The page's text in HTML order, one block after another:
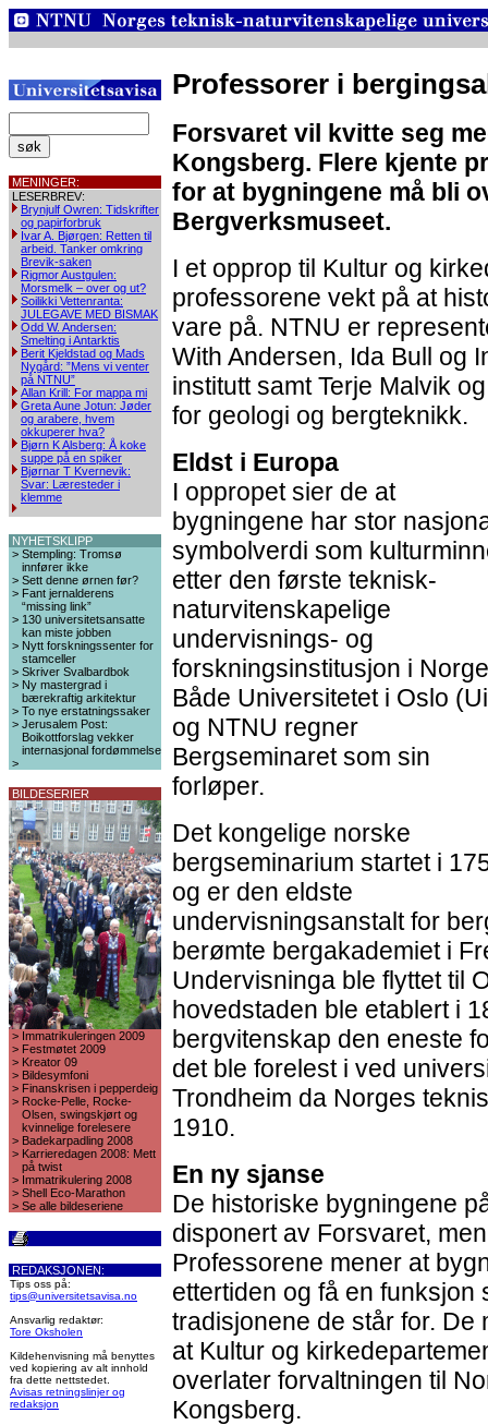
MENINGER:
LESERBREV:
Brynjulf Owren: Tidskrifter
og papirforbruk
Ivar A. Bjørgen: Retten til
arbeid. Tanker omkring
Brevik-saken
Rigmor Austgulen:
Morsmelk – over og ut?
Soilikki Vettenranta:
JULEGAVE MED BISMAK
Odd W. Andersen:
Smelting i Antarktis
Berit Kjeldstad og Mads
Nygård: ”Mens vi venter
på NTNU”
Allan Krill: For mappa mi
Greta Aune Jotun: Jøder
og arabere, hvem
okkuperer hva?
Bjørn K Alsberg: Å koke
suppe på en spiker
Bjørnar T Kvernevik:
Svar: Læresteder i
klemme
NYHETSKLIPP
> Stempling: Tromsø
innfører ikke
> Sett denne ørnen før?
> Fant jernalderens
“missing link”
> 130 universitetsansatte
kan miste jobben
> Nytt forskningssenter for
stamceller
> Skriver Svalbardbok
> Ny mastergrad i
bærekraftig arkitektur
> To nye erstatningssaker
> Jerusalem Post:
Boikottforslag vekker
internasjonal fordømmelse
>
BILDESERIER
> Immatrikuleringen 2009
> Festmøtet 2009
> Kreator 09
> Bildesymfoni
> Finanskrisen i pepperdeig
> Rocke-Pelle, Rocke-
Olsen, swingskjørt og
kvinnelige forelesere
> Badekarpadling 2008
> Karrieredagen 2008: Mett
på twist
> Immatrikulering 2008
> Shell Eco-Marathon
> Se alle bildeseriene
REDAKSJONEN:
Tips oss på:
tips@universitetsavisa.no
Ansvarlig redaktør:
Tore Oksholen
Kildehenvisning må benyttes
ved kopiering av alt innhold
fra dette nettstedet.
Avisas retningslinjer og
redaksjon
Professorer i
Forsvaret vil kvitte seg
Kongsberg. Flere kjente
for at bygningene må bli
Bergverksmuseet.
I et opprop til Kultur og
professorene vekt på at
vare på. NTNU er
With Andersen, Ida Bull og
institutt samt Terje Malvik
for geologi og bergteknikk.
Eldst i Europa
I oppropet sier de at
bygningene har stor
symbolverdi som
etter den første teknisk-
naturvitenskapelige
undervisnings- og
forskningsinstitusjon i
Både Universitetet i Oslo
og NTNU regner
Bergseminaret som sin
forløper.
Det kongelige norske
bergseminarium startet i
og er den eldste
undervisningsanstalt for
berømte bergakademiet i
Undervisninga ble flyttet til
hovedstaden ble etablert i
bergvitenskap den eneste
det ble forelest i ved
Trondheim da Norges
1910.
En ny sjanse
De historiske bygningene
disponert av Forsvaret,
Professorene mener at
ettertiden og få en
tradisjonene de står for.
at Kultur og
overlater forvaltningen til
Kongsberg.